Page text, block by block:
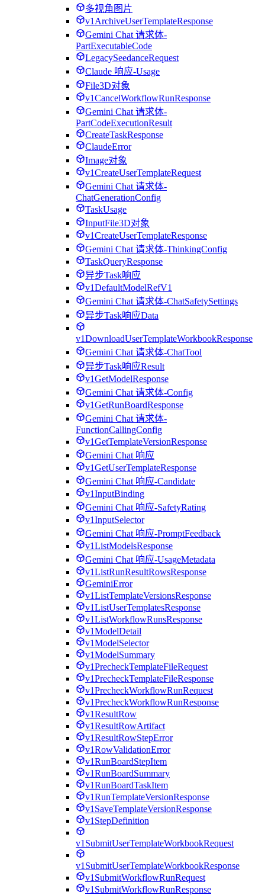
多视角图片
v1ArchiveUserTemplateResponse
Gemini Chat 请求体-
PartExecutableCode
LegacySeedanceRequest
Claude 响应-Usage
File3D对象
v1CancelWorkflowRunResponse
Gemini Chat 请求体-
PartCodeExecutionResult
CreateTaskResponse
ClaudeError
Image对象
v1CreateUserTemplateRequest
Gemini Chat 请求体-
ChatGenerationConfig
TaskUsage
InputFile3D对象
v1CreateUserTemplateResponse
Gemini Chat 请求体-ThinkingConfig
TaskQueryResponse
异步Task响应
v1DefaultModelRefV1
Gemini Chat 请求体-ChatSafetySettings
异步Task响应Data
v1DownloadUserTemplateWorkbookResponse
Gemini Chat 请求体-ChatTool
异步Task响应Result
v1GetModelResponse
Gemini Chat 请求体-Config
v1GetRunBoardResponse
Gemini Chat 请求体-
FunctionCallingConfig
v1GetTemplateVersionResponse
Gemini Chat 响应
v1GetUserTemplateResponse
Gemini Chat 响应-Candidate
v1InputBinding
Gemini Chat 响应-SafetyRating
v1InputSelector
Gemini Chat 响应-PromptFeedback
v1ListModelsResponse
Gemini Chat 响应-UsageMetadata
v1ListRunResultRowsResponse
GeminiError
v1ListTemplateVersionsResponse
v1ListUserTemplatesResponse
v1ListWorkflowRunsResponse
v1ModelDetail
v1ModelSelector
v1ModelSummary
v1PrecheckTemplateFileRequest
v1PrecheckTemplateFileResponse
v1PrecheckWorkflowRunRequest
v1PrecheckWorkflowRunResponse
v1ResultRow
v1ResultRowArtifact
v1ResultRowStepError
v1RowValidationError
v1RunBoardStepItem
v1RunBoardSummary
v1RunBoardTaskItem
v1RunTemplateVersionResponse
v1SaveTemplateVersionResponse
v1StepDefinition
v1SubmitUserTemplateWorkbookRequest
v1SubmitUserTemplateWorkbookResponse
v1SubmitWorkflowRunRequest
v1SubmitWorkflowRunResponse